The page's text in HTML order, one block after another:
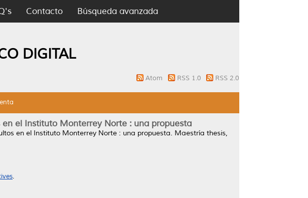
Contacto Búsqueda avanzada
DIGITAL
Atom RSS 1.0 RSS 2.0
el Instituto Monterrey Norte : una propuesta
en el Instituto Monterrey Norte : una propuesta. Maestría thesis,
.